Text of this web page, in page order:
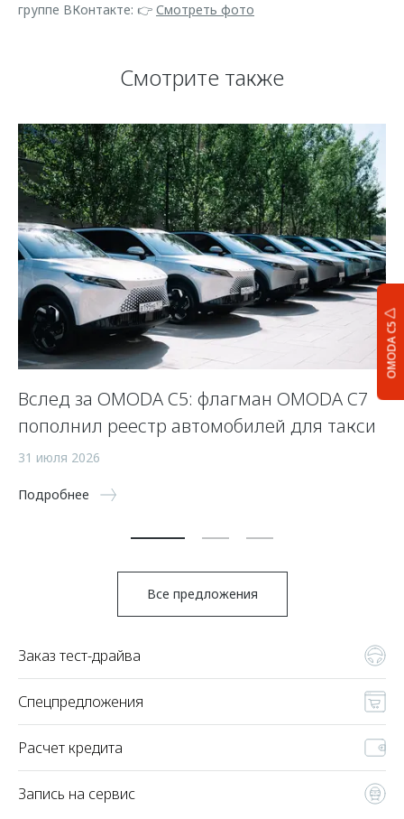
OMODA C5
группе ВКонтакте: 👉 Смотреть фото
Смотрите также
Вслед за OMODA C5: флагман OMODA C7
пополнил реестр автомобилей для такси
31 июля 2026
Подробнее
Все предложения
Заказ тест-драйва
Спецпредложения
Расчет кредита
Запись на сервис